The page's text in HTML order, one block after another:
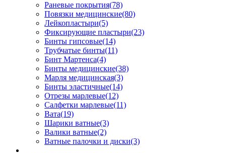
Раневые покрытия(78)
Повязки медицинские(80)
Лейкопластыри(5)
Фиксирующие пластыри(23)
Бинты гипсовые(14)
Трубчатые бинты(11)
Бинт Мартенса(4)
Бинты медицинские(38)
Марля медицинская(3)
Бинты эластичные(14)
Отрезы марлевые(12)
Салфетки марлевые(11)
Вата(19)
Шарики ватные(3)
Валики ватные(2)
Ватные палочки и диски(3)